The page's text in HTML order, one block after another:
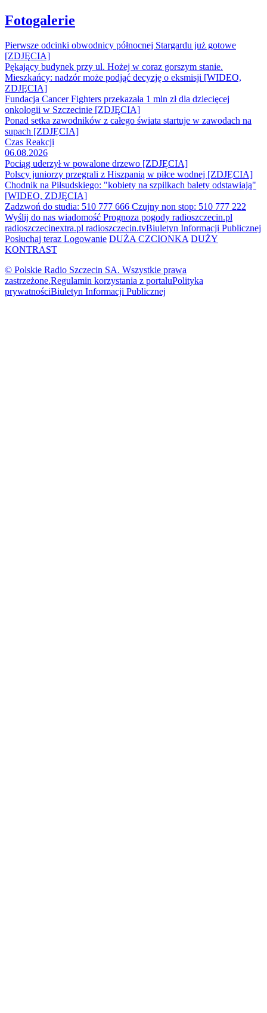
Fotogalerie
Pierwsze odcinki obwodnicy północnej Stargardu już gotowe
[ZDJĘCIA]
Pękający budynek przy ul. Hożej w coraz gorszym stanie.
Mieszkańcy: nadzór może podjąć decyzję o eksmisji [WIDEO,
ZDJĘCIA]
Fundacja Cancer Fighters przekazała 1 mln zł dla dziecięcej
onkologii w Szczecinie [ZDJĘCIA]
Ponad setka zawodników z całego świata startuje w zawodach na
supach [ZDJĘCIA]
Czas Reakcji
06.08.2026
Pociąg uderzył w powalone drzewo [ZDJĘCIA]
Polscy juniorzy przegrali z Hiszpanią w piłce wodnej [ZDJĘCIA]
Chodnik na Piłsudskiego: "kobiety na szpilkach balety odstawiają"
[WIDEO, ZDJĘCIA]
Zadzwoń do studia: 510 777 666 Czujny non stop: 510 777 222
Wyślij do nas wiadomość Prognoza pogody radioszczecin.pl
radioszczecinextra.pl radioszczecin.tvBiuletyn Informacji Publicznej
Posłuchaj teraz Logowanie DUŻA CZCIONKA DUŻY
KONTRAST
© Polskie Radio Szczecin SA. Wszystkie prawa
zastrzeżone.Regulamin korzystania z portaluPolityka
prywatnościBiuletyn Informacji Publicznej